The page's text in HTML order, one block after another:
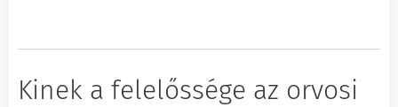
Kinek a felelőssége az orvosi